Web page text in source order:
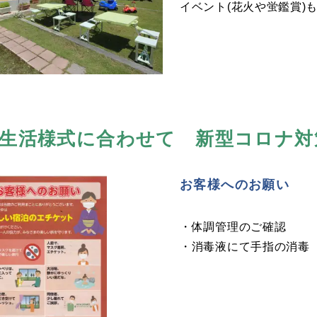
イベント(花火や蛍鑑賞)も
活様式に合わせて 新型コロナ対
お客様へのお願い
・体調管理のご確認
・消毒液にて手指の消毒